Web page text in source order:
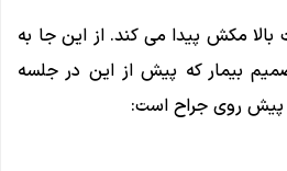
مکش پیدا می کند. از این جا به
بیمار که پیش از این در جلسه
پیش روی جراح است: